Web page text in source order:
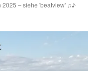
2025 – siehe 'beatview' ♫♪